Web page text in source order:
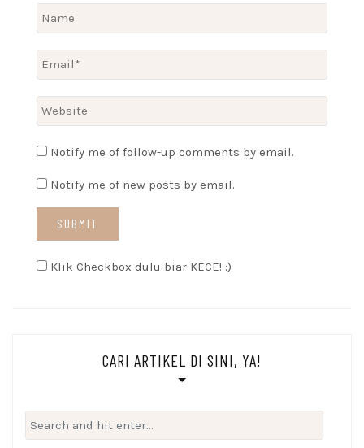
Notify me of follow-up comments by email.
Notify me of new posts by email.
Klik Checkbox dulu biar KECE! :)
CARI ARTIKEL DI SINI, YA!
Search
for: